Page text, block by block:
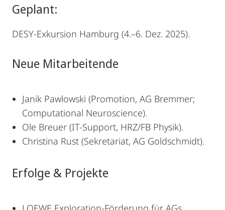
Geplant:
DESY-Exkursion Hamburg (4.–6. Dez. 2025).
Neue Mitarbeitende
Janik Pawlowski (Promotion, AG Bremmer;
Computational Neuroscience).
Ole Breuer (IT-Support, HRZ/FB Physik).
Christina Rust (Sekretariat, AG Goldschmidt).
Erfolge & Projekte